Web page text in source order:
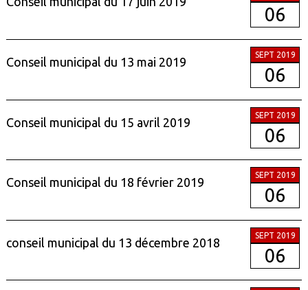
06
Conseil municipal du 13 mai 2019
SEPT 2019
06
Conseil municipal du 15 avril 2019
SEPT 2019
06
Conseil municipal du 18 février 2019
SEPT 2019
06
conseil municipal du 13 décembre 2018
SEPT 2019
06